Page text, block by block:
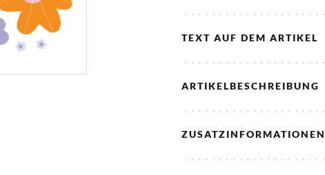
TEXT AUF DEM ARTIKEL
ARTIKELBESCHREIBUNG
ZUSATZINFORMATIONEN